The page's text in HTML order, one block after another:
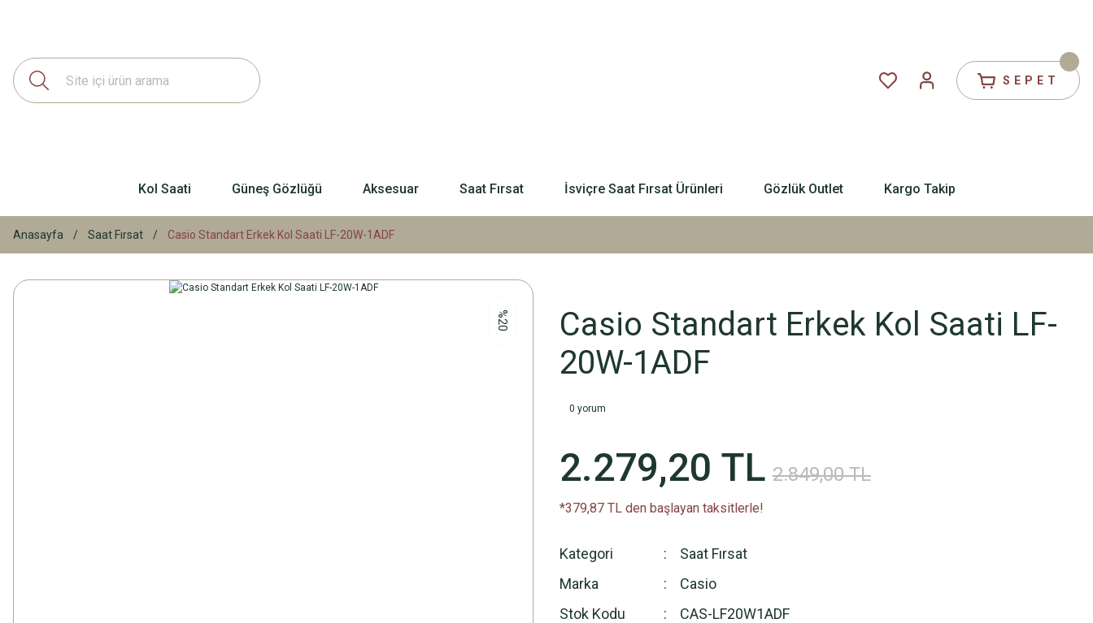
SEPET
Kol Saati Güneş Gözlüğü Aksesuar Saat Fırsat İsviçre Saat Fırsat Ürünleri Gözlük Outlet Kargo Takip
Anasayfa Saat Fırsat Casio Standart Erkek Kol Saati LF-20W-1ADF
%20
Casio Standart Erkek Kol Saati LF-
20W-1ADF
0 yorum
2.279,20 TL 2.849,00 TL
*379,87 TL den başlayan taksitlerle!
Kategori
Saat Fırsat
Marka
Casio
Stok Kodu
CAS-LF20W1ADF